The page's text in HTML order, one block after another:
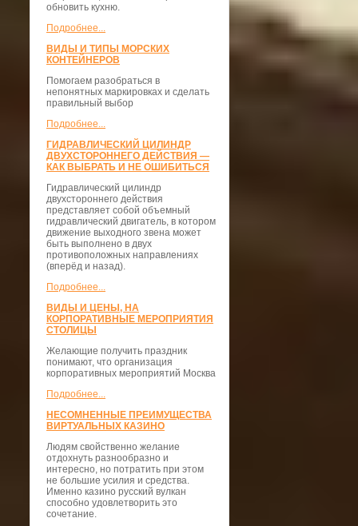
обновить кухню.
Подробнее...
ВИДЫ И ТИПЫ МОРСКИХ
КОНТЕЙНЕРОВ
Помогаем разобраться в
непонятных маркировках и сделать
правильный выбор
Подробнее...
ГИДРАВЛИЧЕСКИЙ ЦИЛИНДР
ДВУХСТОРОННЕГО ДЕЙСТВИЯ —
КАК ВЫБРАТЬ И НЕ ОШИБИТЬСЯ
Гидравлический цилиндр
двухстороннего действия
представляет собой объемный
гидравлический двигатель, в котором
движение выходного звена может
быть выполнено в двух
противоположных направлениях
(вперёд и назад).
Подробнее...
ВИДЫ И ЦЕНЫ, НА
КОРПОРАТИВНЫЕ МЕРОПРИЯТИЯ
СТОЛИЦЫ
Желающие получить праздник
понимают, что организация
корпоративных мероприятий Москва
Подробнее...
НЕСОМНЕННЫЕ ПРЕИМУЩЕСТВА
ВИРТУАЛЬНЫХ КАЗИНО
Людям свойственно желание
отдохнуть разнообразно и
интересно, но потратить при этом
не большие усилия и средства.
Именно казино русский вулкан
способно удовлетворить это
сочетание.